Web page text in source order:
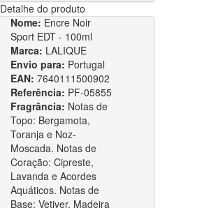
Detalhe do produto
Nome: Encre Noir
Sport EDT - 100ml
Marca: LALIQUE
Envio para: Portugal
EAN: 7640111500902
Referência: PF-05855
Fragrância: Notas de
Topo: Bergamota,
Toranja e Noz-
Moscada. Notas de
Coração: Cipreste,
Lavanda e Acordes
Aquáticos. Notas de
Base: Vetiver, Madeira